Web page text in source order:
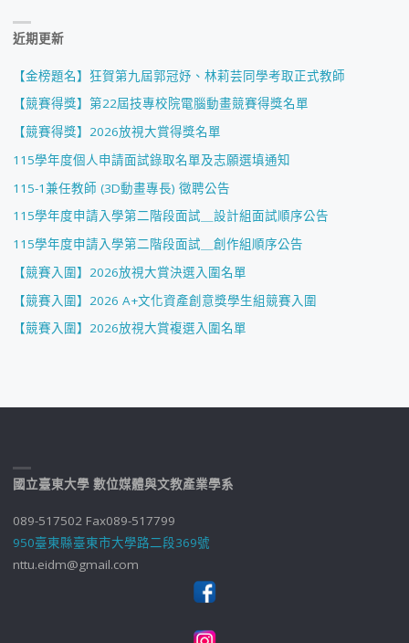
近期更新
【金榜題名】狂賀第九屆郭冠妤、林莉芸同學考取正式教師
【競賽得獎】第22屆技專校院電腦動畫競賽得獎名單
【競賽得獎】2026放視大賞得獎名單
115學年度個人申請面試錄取名單及志願選填通知
115-1兼任教師 (3D動畫專長) 徵聘公告
115學年度申請入學第二階段面試＿設計組面試順序公告
115學年度申請入學第二階段面試＿創作組順序公告
【競賽入圍】2026放視大賞決選入圍名單
【競賽入圍】2026 A+文化資產創意獎學生組競賽入圍
【競賽入圍】2026放視大賞複選入圍名單
國立臺東大學 數位媒體與文教產業學系
089-517502 Fax089-517799
950臺東縣臺東市大學路二段369號
nttu.eidm@gmail.com